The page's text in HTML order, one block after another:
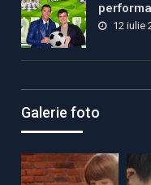
12 iulie
Galerie foto